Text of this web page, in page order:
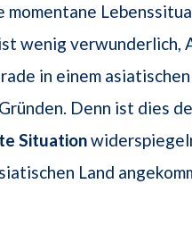
momentane
wenig verwunderlich,
in einem asiatischen
Denn ist dies
Situation
Land